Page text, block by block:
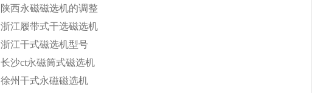
陕西永磁磁选机的调整
浙江履带式干选磁选机
浙江干式磁选机型号
长沙ct永磁筒式磁选机
徐州干式永磁磁选机